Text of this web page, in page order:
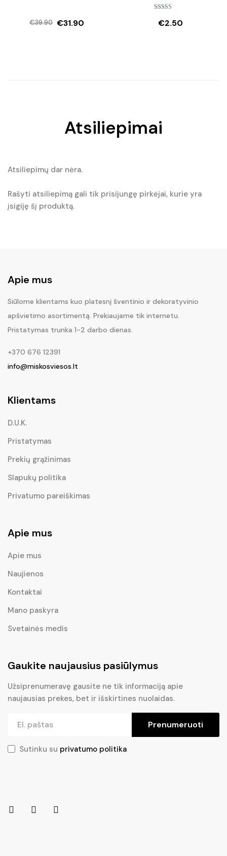
€39.90
Original
€31.90
Current
5.00 iš 5
€2.50
Atsiliepimai
Atsiliepimų dar nėra.
Rašyti atsiliepimą gali tik prisijungę pirkėjai, kurie yra
įsigiję šį produktą.
Apie mus
Siūlome klientams kuo platesnį šventinio ir dekoratyvinio
apšvietimo asortimentą. Prekiaujame tik internetu.
Pristatymas trunka 1-2 darbo dienas.
+370 676 12391
info@miskosviesos.lt
Klientams
D.U.K.
Pristatymas
Prekių grąžinimas
Slapukų politika
Privatumo pareiškimas
Apie mus
Apie mus
Naujienos
Kontaktai
Mano paskyra
Svetainės medis
Gaukite naujausius pasiūlymus
Užsiprenumeravę gausite ne tik informaciją apie
naujausias prekes, bet ir išskirtines nuolaidas.
Prenumeruoti
Sutinku su privatumo politika